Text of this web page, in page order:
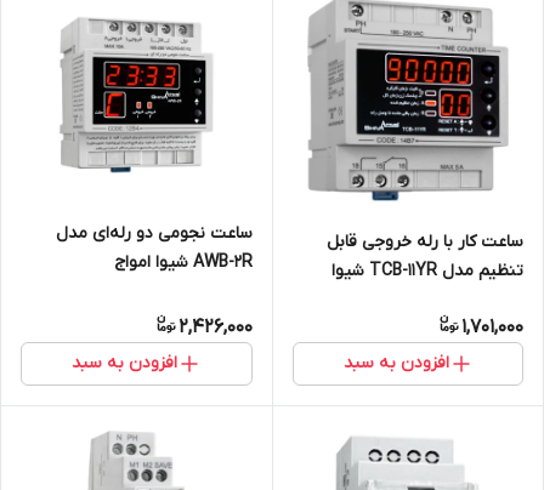
ساعت کار با رله خروجی قابل
تنظیم مدل TCB-11YR شیوا
1,701,000
افزودن به سبد
ساعت نجومی دو رله‌ای مدل
AWB-2R شیوا امواج
2,426,000
افزودن به سبد